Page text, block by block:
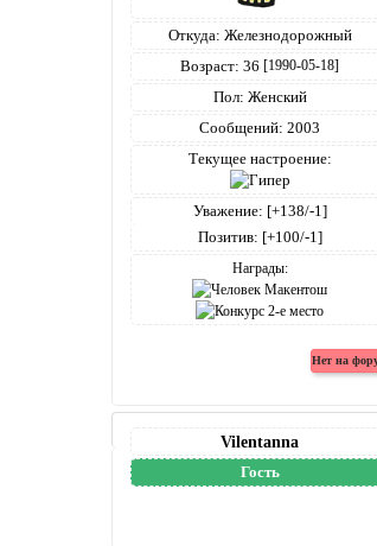
Откуда: Железнодорожный
Возраст: 36 [1990-05-18]
Пол: Женский
Сообщений: 2003
Текущее настроение:
Уважение: [+138/-1]
Позитив: [+100/-1]
Награды:
Vilentanna
Гость